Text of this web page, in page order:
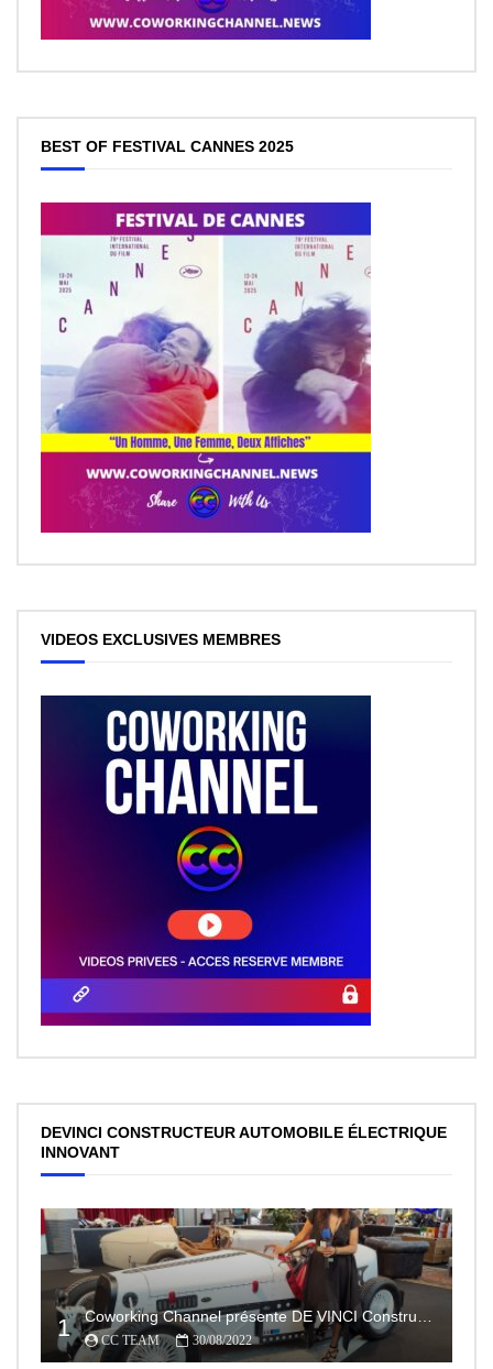
BEST OF FESTIVAL CANNES 2025
VIDEOS EXCLUSIVES MEMBRES
DEVINCI CONSTRUCTEUR AUTOMOBILE ÉLECTRIQUE
INNOVANT
1 CC TEAM 30/08/2022